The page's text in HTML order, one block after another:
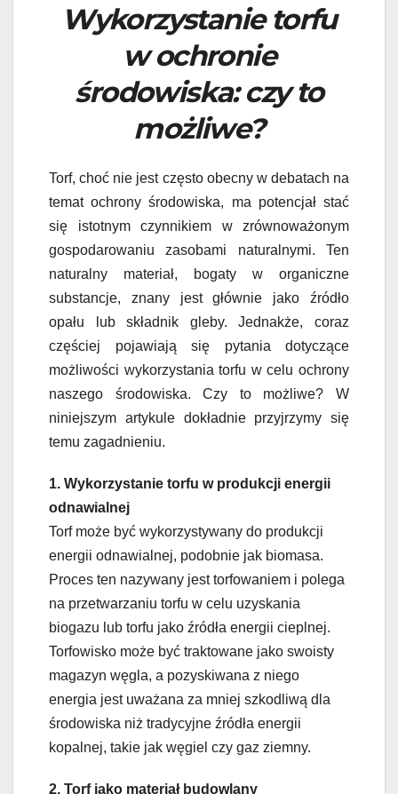
Wykorzystanie torfu
w ochronie
środowiska: czy to
możliwe?
Torf, choć nie jest często obecny w debatach na
temat ochrony środowiska, ma potencjał stać
się istotnym czynnikiem w zrównoważonym
gospodarowaniu zasobami naturalnymi. Ten
naturalny materiał, bogaty w organiczne
substancje, znany jest głównie jako źródło
opału lub składnik gleby. Jednakże, coraz
częściej pojawiają się pytania dotyczące
możliwości wykorzystania torfu w celu ochrony
naszego środowiska. Czy to możliwe? W
niniejszym artykule dokładnie przyjrzymy się
temu zagadnieniu.
1. Wykorzystanie torfu w produkcji energii
odnawialnej
Torf może być wykorzystywany do produkcji
energii odnawialnej, podobnie jak biomasa.
Proces ten nazywany jest torfowaniem i polega
na przetwarzaniu torfu w celu uzyskania
biogazu lub torfu jako źródła energii cieplnej.
Torfowisko może być traktowane jako swoisty
magazyn węgla, a pozyskiwana z niego
energia jest uważana za mniej szkodliwą dla
środowiska niż tradycyjne źródła energii
kopalnej, takie jak węgiel czy gaz ziemny.
2. Torf jako materiał budowlany